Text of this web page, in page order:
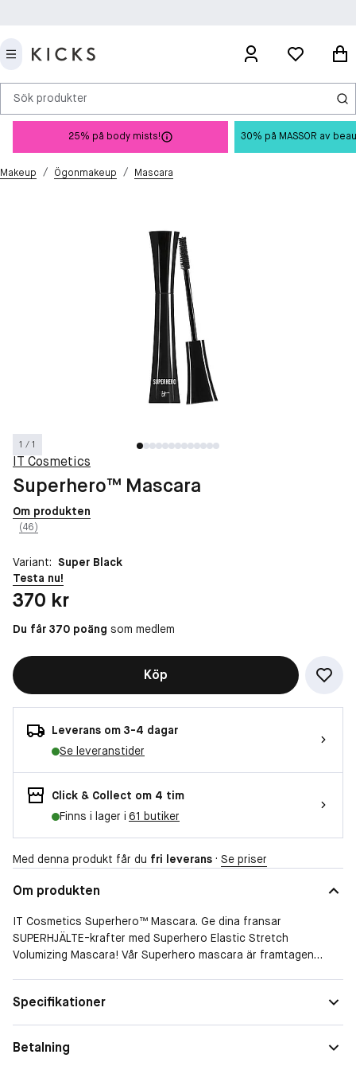
Sök produkter
25% på body mists! 30% på MASSOR av
Makeup / Ögonmakeup / Mascara
1 / 1
IT Cosmetics
Superhero™ Mascara
Om produkten
(46)
Variant: Super Black
Testa nu!
Pris: 370 kr
370 kr
Du får 370 poäng som medlem
Köp
Leverans om 3-4 dagar
Se leveranstider
Click & Collect om 4 tim
Finns i lager i 61 butiker
Med denna produkt får du fri leverans · Se priser
Om produkten
IT Cosmetics Superhero™ Mascara. Ge dina fransar
SUPERHJÄLTE-krafter med Superhero Elastic Stretch
Volumizing Mascara! Vår Superhero mascara är framtagen
ut samtidigt som de får ökad volym och vårdas på djupet -
med bara ett lager!
med Lash-Changing Power Brush samarbetar för att täcka
Specifikationer
Betalning